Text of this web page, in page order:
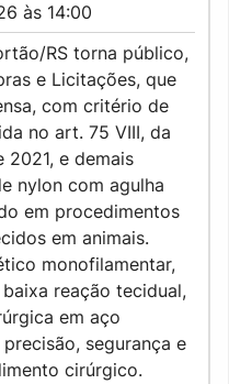
às 14:00
RS torna público,
e Licitações, que
com critério de
no art. 75 VIII, da
2021, e demais
nylon com agulha
em procedimentos
em animais.
monofilamentar,
reação tecidual,
em aço
segurança e
cirúrgico.